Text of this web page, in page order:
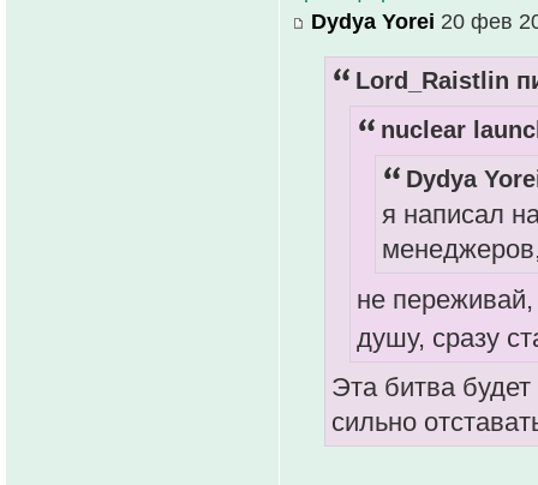
Dydya Yorei 20 фев
Lord_Raistlin
nuclear
Dydya
я написал
не
душу, сразу
Эта битва
сильно